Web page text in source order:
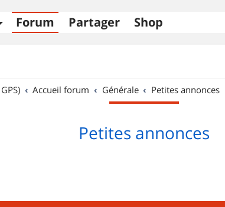
Forum Partager Shop
Accueil forum Générale Petites annonces
Petites annonces